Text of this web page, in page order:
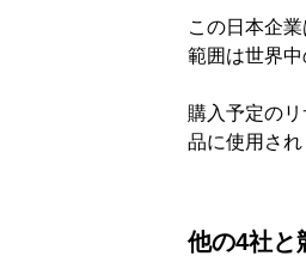
この日本企
範囲は世界中
購入予定の
品に使用され
他の4社と